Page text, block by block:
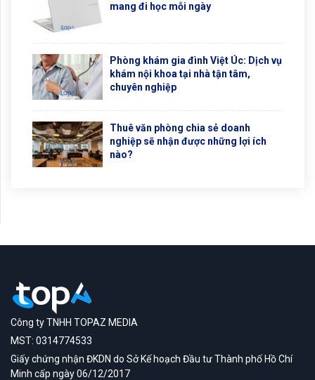
mang đi học mỗi ngày
Phòng khám gia đình Việt Úc: Dịch vụ
khám nội khoa tại nhà tận tâm,
chuyên nghiệp
Thuê văn phòng chia sẻ doanh
nghiệp sẽ nhận được những lợi ích
nào?
Công ty TNHH TOPAZ MEDIA
MST: 0314774533
Giấy chứng nhận ĐKDN do Sở Kế hoạch Đầu tư Thành phố Hồ Chí
Minh cấp ngày 06/12/2017